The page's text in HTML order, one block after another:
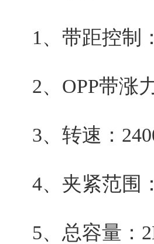
1、带距控制
2、OPP带涨
3、转速：
4、夹紧范围
5、总容量：